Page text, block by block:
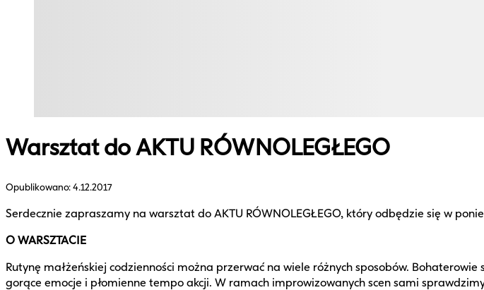
Warsztat do AKTU RÓWNOLEGŁEGO
Opublikowano:4.12.2017
Serdecznie zapraszamy na warsztat do AKTU RÓWNOLEGŁEGO, który odbędzie się w
O WARSZTACIE
Rutynę małżeńskiej codzienności można przerwać na wiele różnych sposobów.
gorące emocje i płomienne tempo akcji. W ramach improwizowanych scen sami